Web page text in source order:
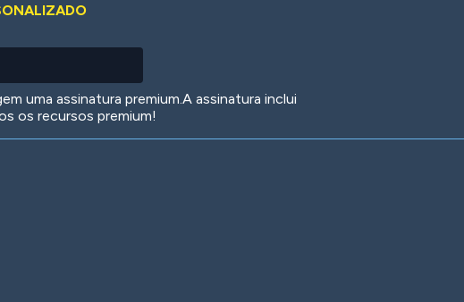
uma assinatura premium.A assinatura inclui
os recursos premium!